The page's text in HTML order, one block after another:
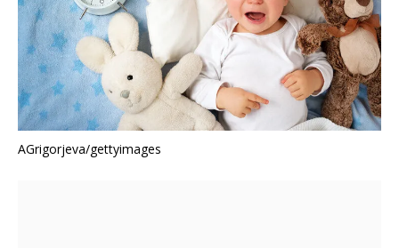
AGrigorjeva/gettyimages